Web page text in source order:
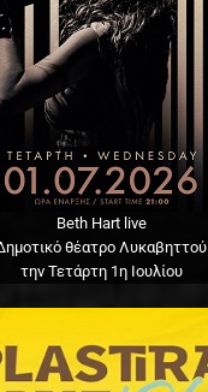
Beth Hart live
θέατρο Λυκαβηττού
την Τετάρτη 1η Ιουλίου